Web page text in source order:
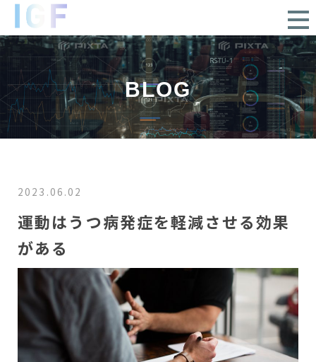
BLOG
2023.06.02
運動はうつ病発症を軽減させる効果
がある